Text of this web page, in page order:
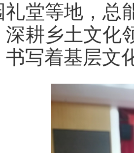
礼堂等地，总
深耕乡土文化
书写着基层文